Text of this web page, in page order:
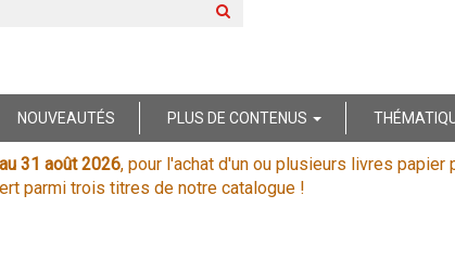
NOUVEAUTÉS PLUS DE CONTENUS
31 août 2026, pour l'achat d'un ou plusieurs livres
parmi trois titres de notre catalogue !